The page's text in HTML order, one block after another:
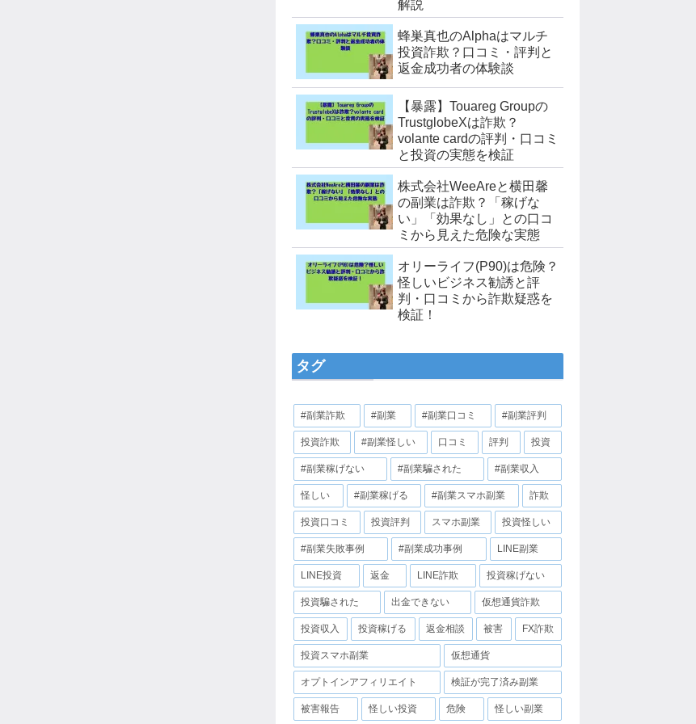
解説
蜂巣真也のAlphaはマルチ
投資詐欺？口コミ・評判と
返金成功者の体験談
【暴露】Touareg Groupの
TrustglobeXは詐欺？
volante cardの評判・口コミ
と投資の実態を検証
株式会社WeeAreと横田馨
の副業は詐欺？「稼げな
い」「効果なし」との口コ
ミから見えた危険な実態
オリーライフ(P90)は危険？
怪しいビジネス勧誘と評
判・口コミから詐欺疑惑を
検証！
タグ
#副業詐欺 #副業 #副業口コミ #副業評判
投資詐欺 #副業怪しい 口コミ 評判 投資
#副業稼げない #副業騙された #副業収入
怪しい #副業稼げる #副業スマホ副業 詐欺
投資口コミ 投資評判 スマホ副業 投資怪しい
#副業失敗事例 #副業成功事例 LINE副業
LINE投資 返金 LINE詐欺 投資稼げない
投資騙された 出金できない 仮想通貨詐欺
投資収入 投資稼げる 返金相談 被害 FX詐欺
投資スマホ副業 仮想通貨
オプトインアフィリエイト 検証が完了済み副業
被害報告 怪しい投資 危険 怪しい副業